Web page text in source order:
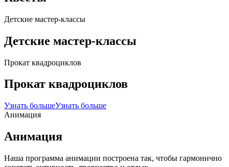
Детские мастер-классы
Детские мастер-классы
Прокат квадроциклов
Прокат квадроциклов
Узнать большеУзнать больше
Анимация
Анимация
Наша программа анимации построена так, чтобы гармонично